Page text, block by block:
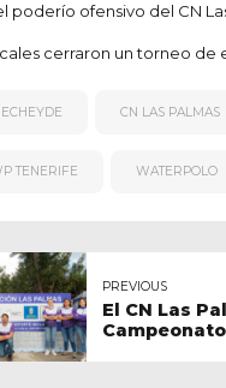
poderío ofensivo del CN
cerraron un torneo de
CN LAS PALMAS
TENERIFE WATERPOLO
PREVIOUS
El CN Las